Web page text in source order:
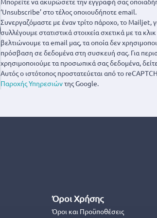
‘Unsubscribe’ στο τέλος οποιουδήποτε email.
Συνεργαζόμαστε με έναν τρίτο πάροχο, το Mailjet,
συλλέγουμε στατιστικά στοιχεία σχετικά με τα
βελτιώνουμε τα email μας, τα οποία δεν
πρόσβαση σε δεδομένα στη συσκευή σας. Για
χρησιμοποιούμε τα προσωπικά σας δεδομένα,
Αυτός ο ιστότοπος προστατεύεται από το
Παροχής Υπηρεσιώντης Google.
Όροι Χρήσης
Όροι και Προϋποθέσεις